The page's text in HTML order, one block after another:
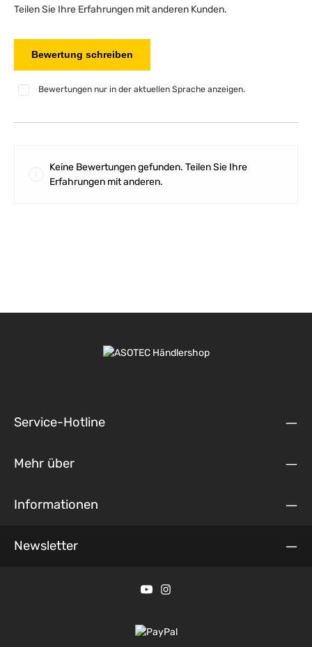
Teilen Sie Ihre Erfahrungen mit anderen Kunden.
Bewertung schreiben
Bewertungen nur in der aktuellen Sprache anzeigen.
Keine Bewertungen gefunden. Teilen Sie Ihre
Erfahrungen mit anderen.
Service-Hotline
Mehr über
Informationen
Newsletter